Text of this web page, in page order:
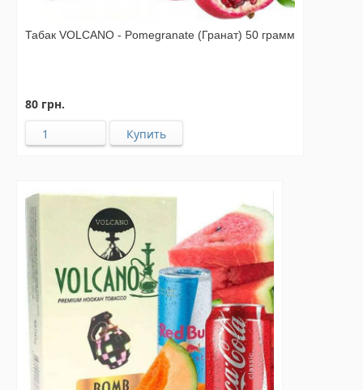
Табак VOLCANO - Pomegranate (Гранат) 50 грамм
80 грн.